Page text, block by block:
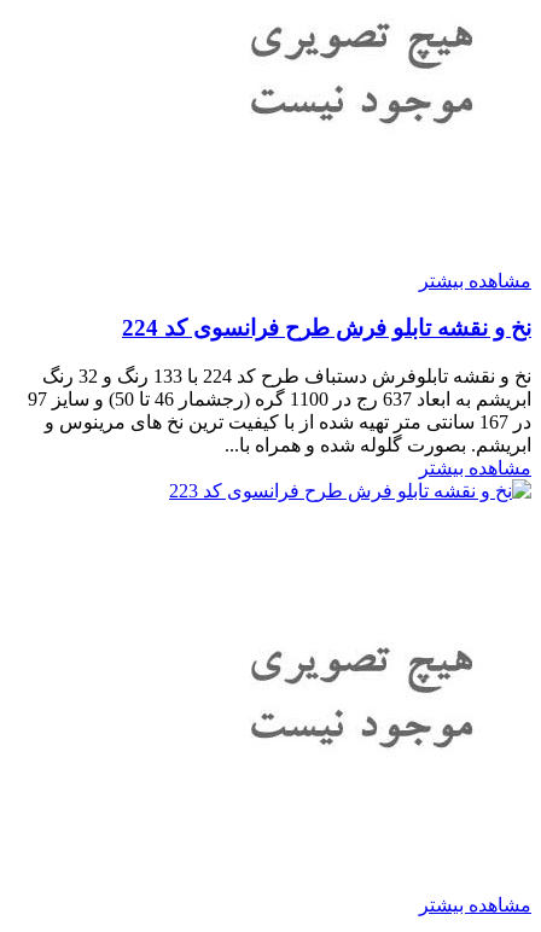
مشاهده بیشتر
نخ و نقشه تابلو فرش طرح فرانسوی کد 224
نخ و نقشه تابلوفرش دستباف طرح کد 224 با 133 رنگ و 32 رنگ
ابریشم به ابعاد 637 رج در 1100 گره (رجشمار 46 تا 50) و سایز 97
در 167 سانتی متر تهیه شده از با کیفیت ترین نخ های مرینوس و
ابریشم. بصورت گلوله شده و همراه با...
مشاهده بیشتر
مشاهده بیشتر